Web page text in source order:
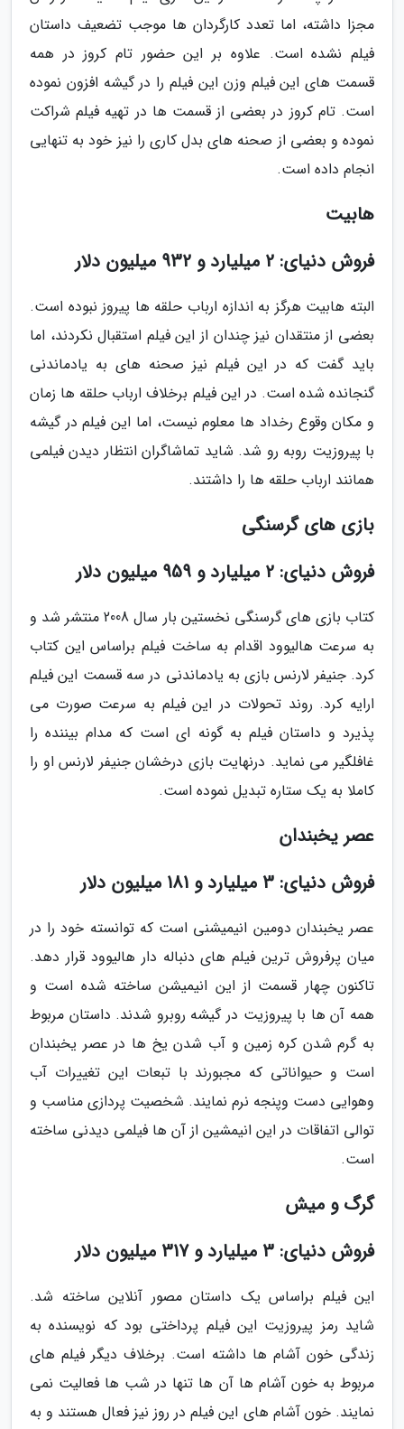
مجزا داشته، اما تعدد کارگردان ها موجب تضعیف داستان
فیلم نشده است. علاوه بر این حضور تام کروز در همه
قسمت های این فیلم وزن این فیلم را در گیشه افزون نموده
است. تام کروز در بعضی از قسمت ها در تهیه فیلم شراکت
نموده و بعضی از صحنه های بدل کاری را نیز خود به تنهایی
انجام داده است.
هابیت
فروش دنیای: 2 میلیارد و 932 میلیون دلار
البته هابیت هرگز به اندازه ارباب حلقه ها پیروز نبوده است.
بعضی از منتقدان نیز چندان از این فیلم استقبال نکردند، اما
باید گفت که در این فیلم نیز صحنه های به یادماندنی
گنجانده شده است. در این فیلم برخلاف ارباب حلقه ها زمان
و مکان وقوع رخداد ها معلوم نیست، اما این فیلم در گیشه
با پیروزیت روبه رو شد. شاید تماشاگران انتظار دیدن فیلمی
همانند ارباب حلقه ها را داشتند.
بازی های گرسنگی
فروش دنیای: 2 میلیارد و 959 میلیون دلار
کتاب بازی های گرسنگی نخستین بار سال 2008 منتشر شد و
به سرعت هالیوود اقدام به ساخت فیلم براساس این کتاب
کرد. جنیفر لارنس بازی به یادماندنی در سه قسمت این فیلم
ارایه کرد. روند تحولات در این فیلم به سرعت صورت می
پذیرد و داستان فیلم به گونه ای است که مدام بیننده را
غافلگیر می نماید. درنهایت بازی درخشان جنیفر لارنس او را
کاملا به یک ستاره تبدیل نموده است.
عصر یخبندان
فروش دنیای: 3 میلیارد و 181 میلیون دلار
عصر یخبندان دومین انیمیشنی است که توانسته خود را در
میان پرفروش ترین فیلم های دنباله دار هالیوود قرار دهد.
تاکنون چهار قسمت از این انیمیشن ساخته شده است و
همه آن ها با پیروزیت در گیشه روبرو شدند. داستان مربوط
به گرم شدن کره زمین و آب شدن یخ ها در عصر یخبندان
است و حیواناتی که مجبورند با تبعات این تغییرات آب
وهوایی دست وپنجه نرم نمایند. شخصیت پردازی مناسب و
توالی اتفاقات در این انیمشین از آن ها فیلمی دیدنی ساخته
است.
گرگ و میش
فروش دنیای: 3 میلیارد و 317 میلیون دلار
این فیلم براساس یک داستان مصور آنلاین ساخته شد.
شاید رمز پیروزیت این فیلم پرداختی بود که نویسنده به
زندگی خون آشام ها داشته است. برخلاف دیگر فیلم های
مربوط به خون آشام ها آن ها تنها در شب ها فعالیت نمی
نمایند. خون آشام های این فیلم در روز نیز فعال هستند و به